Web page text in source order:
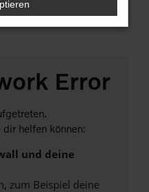
Error
helfen können:
und deine
zum Beispiel deine